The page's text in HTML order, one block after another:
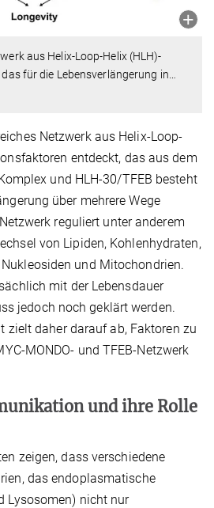
aus Helix-Loop-Helix (HLH)-
für die Lebensverlängerung in
Netzwerk aus Helix-Loop-
entdeckt, das aus dem
und HLH-30/TFEB besteht
über mehrere Wege
reguliert unter anderem
von Lipiden, Kohlenhydraten,
und Mitochondrien.
mit der Lebensdauer
jedoch noch geklärt werden.
zielt daher darauf ab, Faktoren zu
MONDO- und TFEB-Netzwerk
und ihre Rolle
zeigen, dass verschiedene
das endoplasmatische
Lysosomen) nicht nur